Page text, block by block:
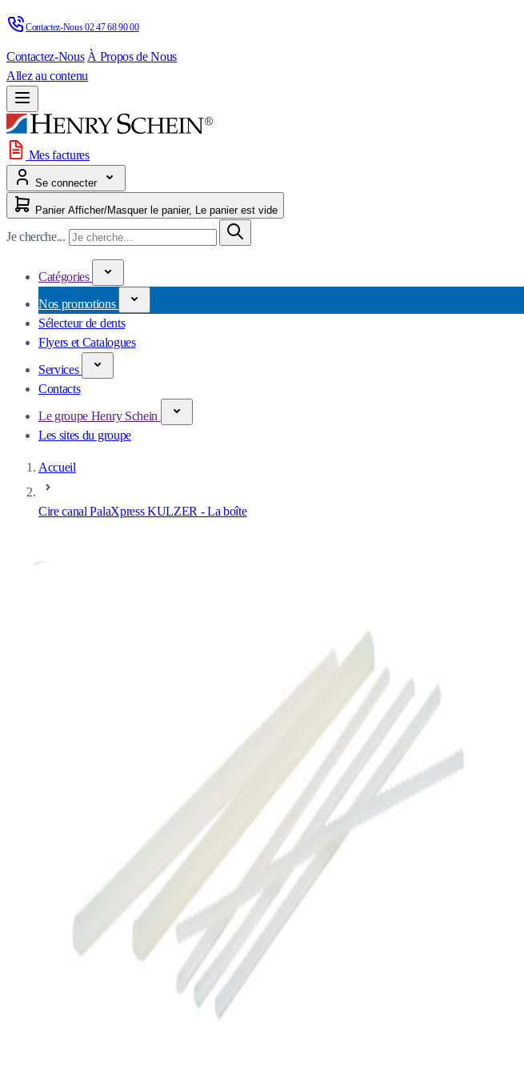
Contactez-Nous 02 47 68 90 00
Contactez-Nous À Propos de Nous
Allez au contenu
Mes factures
Se connecter
Panier Afficher/Masquer le panier, Le panier est vide
Je cherche...
Catégories
Nos promotions
Sélecteur de dents
Flyers et Catalogues
Services
Contacts
Le groupe Henry Schein
Les sites du groupe
Accueil
Cire canal PalaXpress KULZER - La boîte